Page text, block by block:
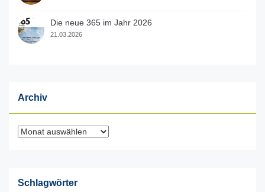
Die neue 365 im Jahr 2026
21.03.2026
Archiv
Archiv
Schlagwörter